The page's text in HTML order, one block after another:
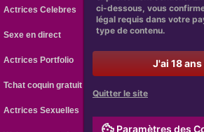
Actrices Celebres
Sexe en direct
Actrices Portfolio
Tchat coquin gratuit
Actrices Sexuelles
ci-dessous, vous
légal requis dans votre
type de contenu.
J'ai 18
Quitter le site
Paramètres des